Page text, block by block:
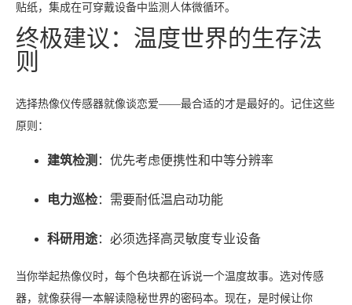
贴纸，集成在可穿戴设备中监测人体微循环。
终极建议：温度世界的生存法
则
选择热像仪传感器就像谈恋爱——最合适的才是最好的。记住这些
原则：
建筑检测 ：优先考虑便携性和中等分辨率
电力巡检：需要耐低温启动功能
科研用途：必须选择高灵敏度专业设备
当你举起热像仪时，每个色块都在诉说一个温度故事。选对传感
器，就像获得一本解读隐秘世界的密码本。现在，是时候让你